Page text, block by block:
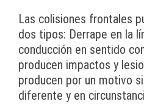
Las colisiones frontales
dos tipos: Derrape en la
conducción en sentido
producen impactos y
producen por un motivo
diferente y en